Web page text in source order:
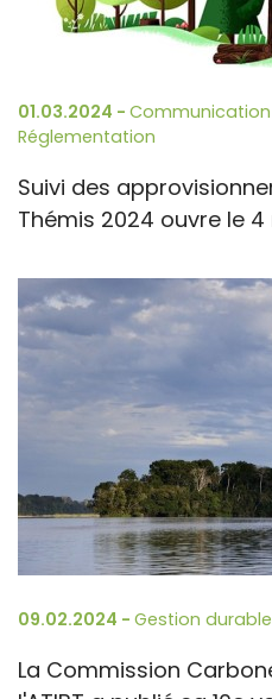
01.03.2024 - Communication
Réglementation
Suivi des
Thémis 2024 ouvre le
09.02.2024 - Gestion durable
La Commission